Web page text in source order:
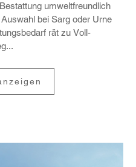
umwelt­freund­lich
bei Sarg oder Urne
rät zu Voll­